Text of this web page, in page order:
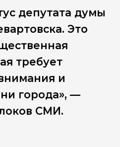
депутата думы
Это
требует
и
города», —
СМИ.